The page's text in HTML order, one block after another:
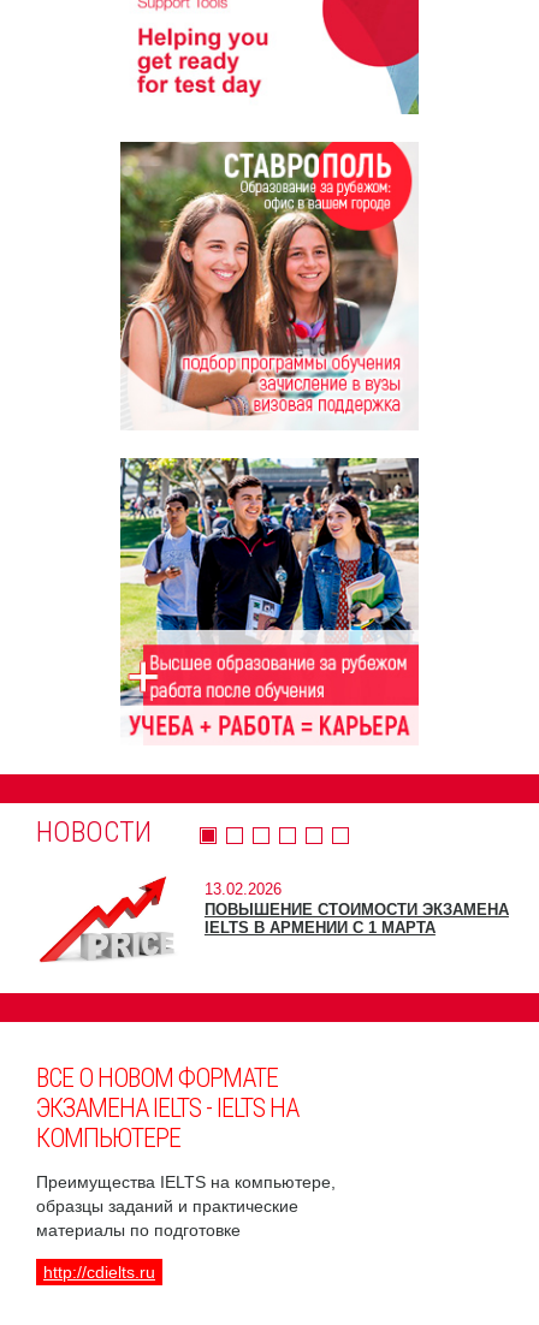
НОВОСТИ
13.02.2026
ПОВЫШЕНИЕ СТОИМОСТИ ЭКЗАМЕНА
IELTS В АРМЕНИИ С 1 МАРТА
ВСЕ О НОВОМ ФОРМАТЕ
ЭКЗАМЕНА IELTS - IELTS НА
КОМПЬЮТЕРЕ
Преимущества IELTS на компьютере,
образцы заданий и практические
материалы по подготовке
http://cdielts.ru